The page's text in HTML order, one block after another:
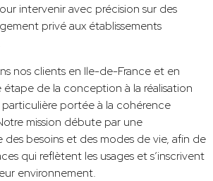
intervenir avec précision sur des
privé aux établissements
nos clients en Ile-de-France et en
étape de la conception à la réalisation
portée à la cohérence
mission débute par une
besoins et des modes de vie, afin de
qui reflètent les usages et s’inscrivent
environnement.